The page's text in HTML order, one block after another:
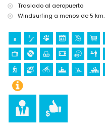
Traslado al aeropuerto
Windsurfing a menos de 5 km.